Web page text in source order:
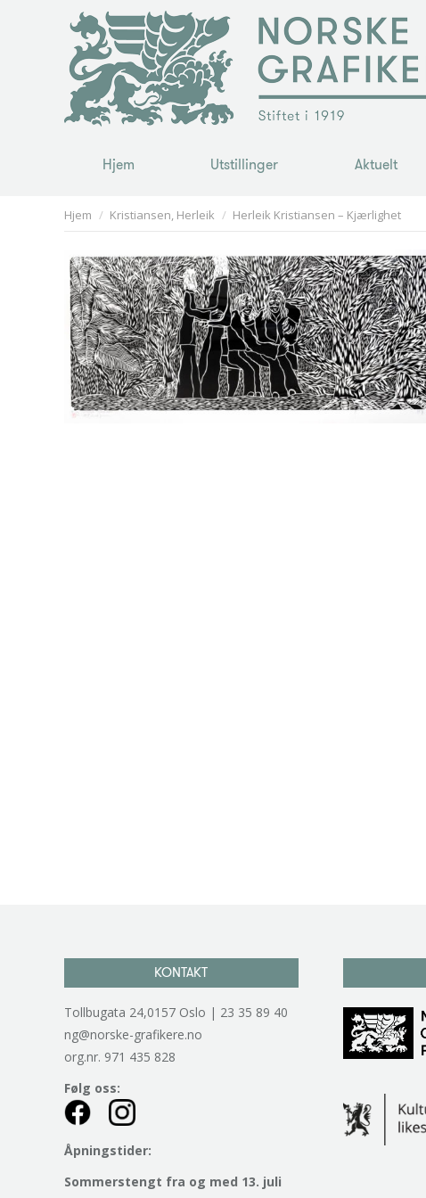
Hjem Utstillinger Aktuelt
You are here:
Hjem Kristiansen, Herleik Herleik Kristiansen – Kjærlighet
KONTAKT
Tollbugata 24,0157 Oslo | 23 35 89 40
ng@norske-grafikere.no
org.nr. 971 435 828
Følg oss:
Åpningstider:
Sommerstengt fra og med 13. juli
Hjem Utstillinger Aktuelt